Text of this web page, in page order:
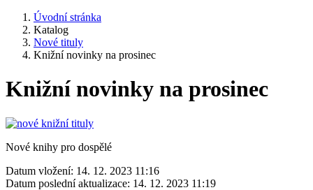
Úvodní stránka
Katalog
Nové tituly
Knižní novinky na prosinec
Knižní novinky na prosinec
Nové knihy pro dospělé
Datum vložení: 14. 12. 2023 11:16
Datum poslední aktualizace: 14. 12. 2023 11:19